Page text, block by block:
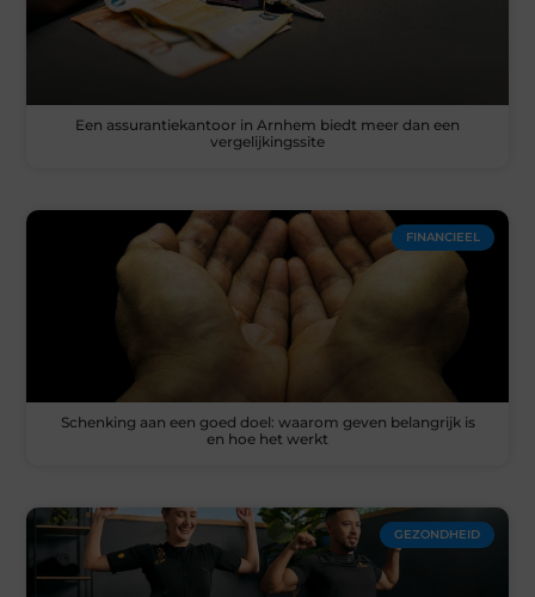
Een assurantiekantoor in Arnhem biedt meer dan een
vergelijkingssite
FINANCIEEL
Schenking aan een goed doel: waarom geven belangrijk is
en hoe het werkt
GEZONDHEID